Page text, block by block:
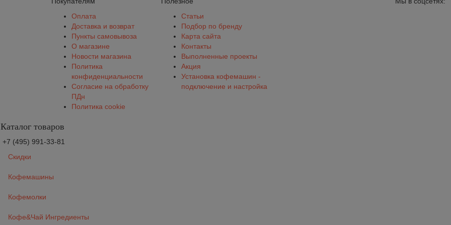
Оплата
Доставка и возврат
Пункты самовывоза
О магазине
Новости магазина
Политика
конфиденциальности
Согласие на обработку
ПДн
Политика cookie
Статьи
Подбор по бренду
Карта сайта
Контакты
Выполненные проекты
Акция
Установка кофемашин -
подключение и настройка
Каталог товаров
+7 (495) 991-33-81
Скидки
Кофемашины
Кофемолки
Кофе&Чай Ингредиенты